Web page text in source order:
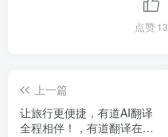
点赞13
上一篇
让旅行更便捷，有道AI翻译
全程相伴！，有道翻译在线